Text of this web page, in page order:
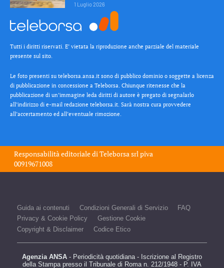
1 Luglio 2026
Tutti i diritti riservati. E’ vietata la riproduzione anche parziale del materiale
presente sul sito.
Le foto presenti su teleborsa.ansa.it sono di pubblico dominio o soggette a licenza
di pubblicazione in concessione a Teleborsa. Chiunque ritenesse che la
pubblicazione di un’immagine leda diritti di autore è pregato di segnalarlo
all’indirizzo di e-mail redazione teleborsa.it. Sarà nostra cura provvedere
all’accertamento ed all’eventuale rimozione.
Responsabilità editoriale diTeleborsa srl piva
00919671008
Guida ai contenuti Condizioni Generali di Servizio
FAQ
Privacy & Cookie Policy
Gestione Cookie
Copyright & Disclaimer
Codice Etico
Agenzia ANSA - Periodicità quotidiana - Iscrizione al Registro
della Stampa presso il Tribunale di Roma n. 212/1948 - P. IVA